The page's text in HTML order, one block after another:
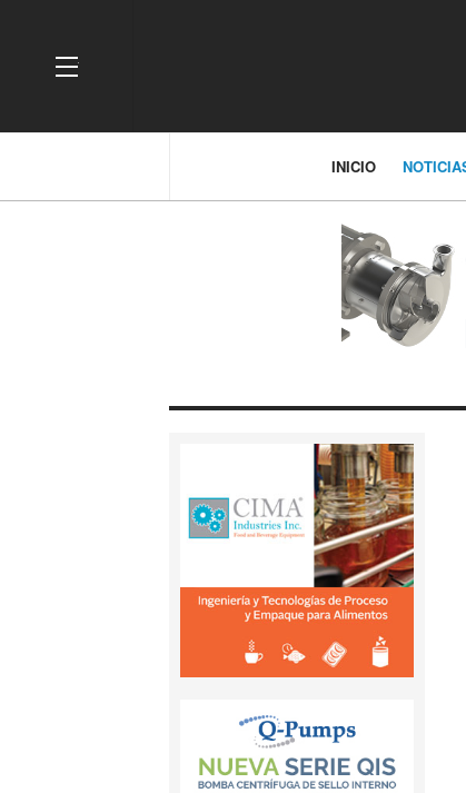
OFF CANVAS
INICIO